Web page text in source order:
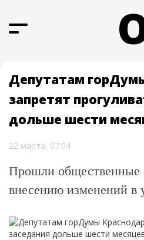
Депутатам
запретят
дольше шести
22 марта, 07:04
Прошли общественные
внесению изменений в